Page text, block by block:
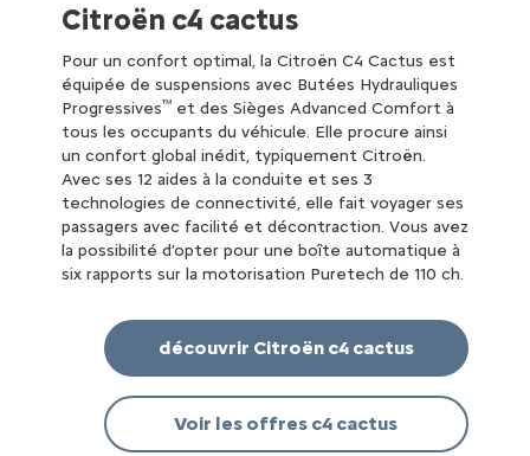
Citroën c4 cactus
Pour un confort optimal, la Citroën C4 Cactus est
équipée de suspensions avec Butées Hydrauliques
Progressives™et des Sièges Advanced Comfort à
tous les occupants du véhicule. Elle procure ainsi
un confort global inédit, typiquement Citroën.
Avec ses 12 aides à la conduite et ses 3
technologies de connectivité, elle fait voyager ses
passagers avec facilité et décontraction. Vous avez
la possibilité d’opter pour une boîte automatique à
six rapports sur la motorisation Puretech de 110 ch.
découvrir Citroën c4 cactus
Voir les offres c4 cactus